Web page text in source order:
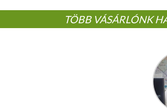
TÖBB VÁSÁRLÓNK